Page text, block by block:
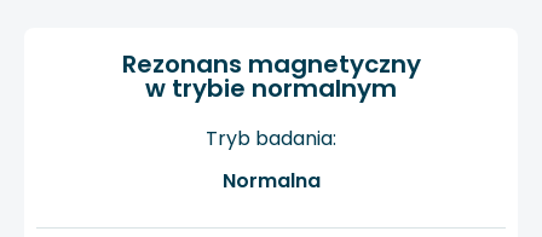
Rezonans magnetyczny
w trybie normalnym
Tryb badania:
Normalna